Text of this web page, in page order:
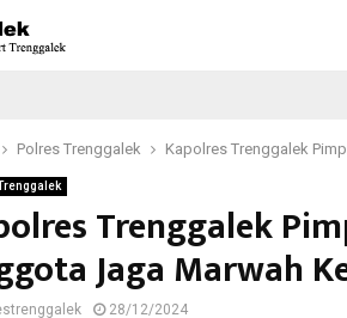
Polres Trenggalek Kapolres Trenggalek
Trenggalek
Jaga Marwah
28/12/2024